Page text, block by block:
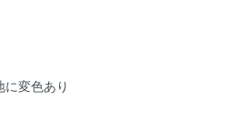
変色あり